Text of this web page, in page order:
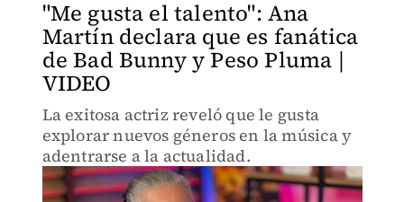
"Me gusta el talento": Ana
Martín declara que es fanática
de Bad Bunny y Peso Pluma |
VIDEO
La exitosa actriz reveló que le gusta
explorar nuevos géneros en la música y
adentrarse a la actualidad.